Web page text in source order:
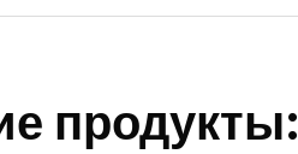
продукты: